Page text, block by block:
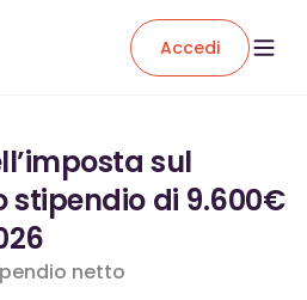
Accedi
sul
stipendio di 9.600€
netto